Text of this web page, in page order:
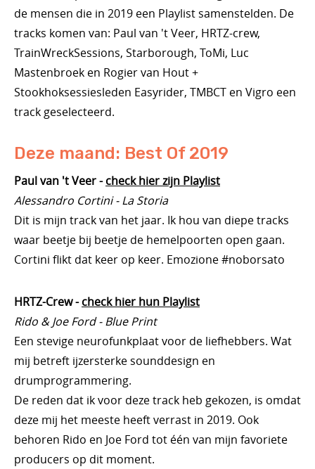
de mensen die in 2019 een Playlist samenstelden. De
tracks komen van: Paul van 't Veer, HRTZ-crew,
TrainWreckSessions, Starborough, ToMi, Luc
Mastenbroek en Rogier van Hout +
Stookhoksessiesleden Easyrider, TMBCT en Vigro een
track geselecteerd.
Deze maand: Best Of 2019
Paul van 't Veer -check hier zijn Playlist
Alessandro Cortini - La Storia
Dit is mijn track van het jaar. Ik hou van diepe tracks
waar beetje bij beetje de hemelpoorten open gaan.
Cortini flikt dat keer op keer. Emozione #noborsato
HRTZ-Crew -check hier hun Playlist
Rido & Joe Ford - Blue Print
Een stevige neurofunkplaat voor de liefhebbers. Wat
mij betreft ijzersterke sounddesign en
drumprogrammering.
De reden dat ik voor deze track heb gekozen, is omdat
deze mij het meeste heeft verrast in 2019. Ook
behoren Rido en Joe Ford tot één van mijn favoriete
producers op dit moment.